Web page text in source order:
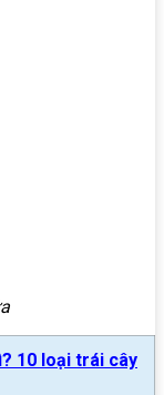
10 loại trái cây